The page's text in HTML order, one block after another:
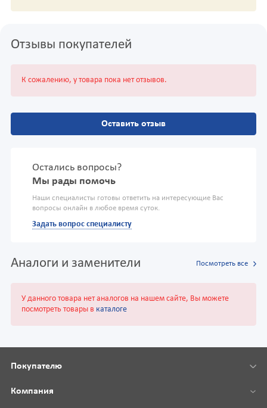
Отзывы покупателей
К сожалению, у товара пока нет отзывов.
Оставить отзыв
Остались вопросы?
Мы рады помочь
Наши специалисты готовы ответить на интересующие Вас
вопросы онлайн в любое время суток.
Задать вопрос специалисту
Аналоги и заменители Посмотреть все
У данного товара нет аналогов на нашем сайте, Вы можете
посмотреть товары в каталоге
Покупателю
Компания